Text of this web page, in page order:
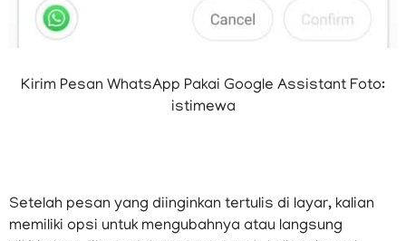
Kirim Pesan WhatsApp Pakai Google Assistant Foto:
istimewa
Setelah pesan yang diinginkan tertulis di layar, kalian
memiliki opsi untuk mengubahnya atau langsung